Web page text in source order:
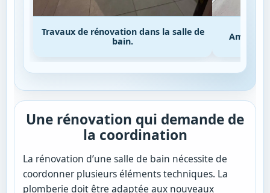
Travaux de rénovation dans la salle de
bain.
Une rénovation qui demande de
la coordination
La rénovation d’une salle de bain nécessite de
coordonner plusieurs éléments techniques. La
plomberie doit être adaptée aux nouveaux